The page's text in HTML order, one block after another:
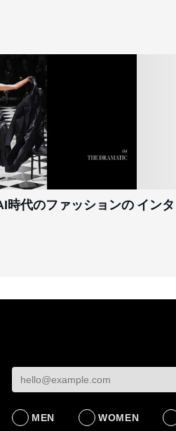
時代のファッションの イン
MEN WOMEN